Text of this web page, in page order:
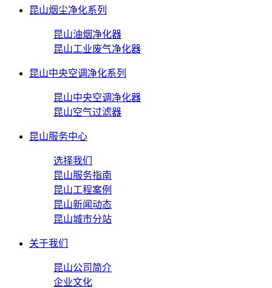
昆山烟尘净化系列
昆山油烟净化器
昆山工业废气净化器
昆山中央空调净化系列
昆山中央空调净化器
昆山空气过滤器
昆山服务中心
选择我们
昆山服务指南
昆山工程案例
昆山新闻动态
昆山城市分站
关于我们
昆山公司简介
企业文化